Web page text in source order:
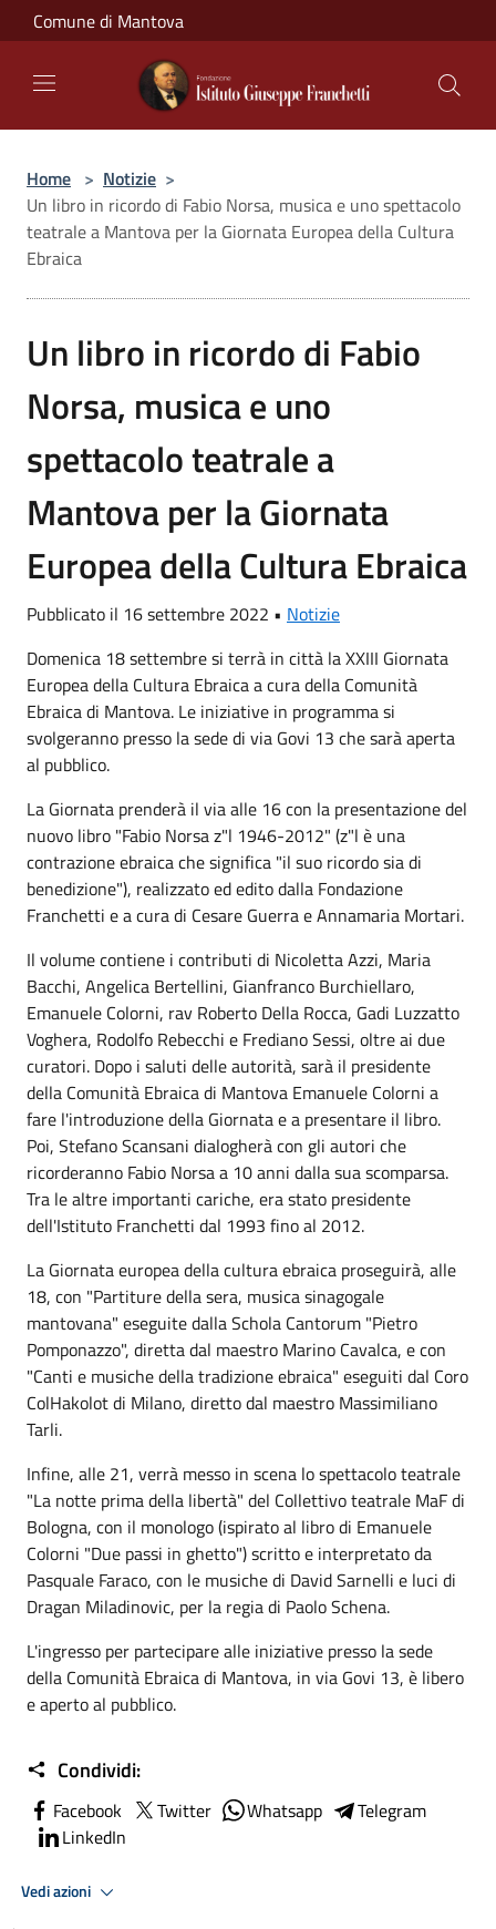
Salta al contenuto principale
Comune di Mantova
Home > Notizie >
Un libro in ricordo di Fabio Norsa, musica e uno spettacolo
teatrale a Mantova per la Giornata Europea della Cultura
Ebraica
Un libro in ricordo di Fabio
Norsa, musica e uno
spettacolo teatrale a
Mantova per la Giornata
Europea della Cultura Ebraica
Pubblicato il 16 settembre 2022 • Notizie
Domenica 18 settembre si terrà in città la XXIII Giornata
Europea della Cultura Ebraica a cura della Comunità
Ebraica di Mantova. Le iniziative in programma si
svolgeranno presso la sede di via Govi 13 che sarà aperta
al pubblico.
La Giornata prenderà il via alle 16 con la presentazione del
nuovo libro "Fabio Norsa z"l 1946-2012" (z"l è una
contrazione ebraica che significa "il suo ricordo sia di
benedizione"), realizzato ed edito dalla Fondazione
Franchetti e a cura di Cesare Guerra e Annamaria Mortari.
Il volume contiene i contributi di Nicoletta Azzi, Maria
Bacchi, Angelica Bertellini, Gianfranco Burchiellaro,
Emanuele Colorni, rav Roberto Della Rocca, Gadi Luzzatto
Voghera, Rodolfo Rebecchi e Frediano Sessi, oltre ai due
curatori. Dopo i saluti delle autorità, sarà il presidente
della Comunità Ebraica di Mantova Emanuele Colorni a
fare l'introduzione della Giornata e a presentare il libro.
Poi, Stefano Scansani dialogherà con gli autori che
ricorderanno Fabio Norsa a 10 anni dalla sua scomparsa.
Tra le altre importanti cariche, era stato presidente
dell'Istituto Franchetti dal 1993 fino al 2012.
La Giornata europea della cultura ebraica proseguirà, alle
18, con "Partiture della sera, musica sinagogale
mantovana" eseguite dalla Schola Cantorum "Pietro
Pomponazzo", diretta dal maestro Marino Cavalca, e con
"Canti e musiche della tradizione ebraica" eseguiti dal Coro
ColHakolot di Milano, diretto dal maestro Massimiliano
Tarli.
Infine, alle 21, verrà messo in scena lo spettacolo teatrale
"La notte prima della libertà" del Collettivo teatrale MaF di
Bologna, con il monologo (ispirato al libro di Emanuele
Colorni "Due passi in ghetto") scritto e interpretato da
Pasquale Faraco, con le musiche di David Sarnelli e luci di
Dragan Miladinovic, per la regia di Paolo Schena.
L'ingresso per partecipare alle iniziative presso la sede
della Comunità Ebraica di Mantova, in via Govi 13, è libero
e aperto al pubblico.
Condividi:
Facebook Twitter Whatsapp
Telegram
LinkedIn
Vedi azioni